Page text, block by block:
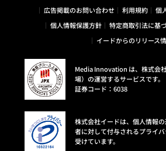
広告掲載のお問い合わせ
利用規約
個
個人情報保護方針
特定商取引法に基
イードからのリリース
Media Innovation は、株式会
場）の運営するサービスです。
証券コード：6038
株式会社イードは、個人情報
者に対して付与されるプライ
受けています。